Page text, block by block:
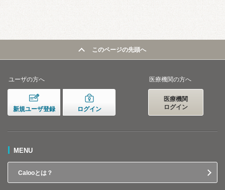
このページの先頭へ
ユーザの方へ
新規ユーザ登録 ログイン
医療機関の方へ
医療機関
ログイン
MENU
Calooとは？